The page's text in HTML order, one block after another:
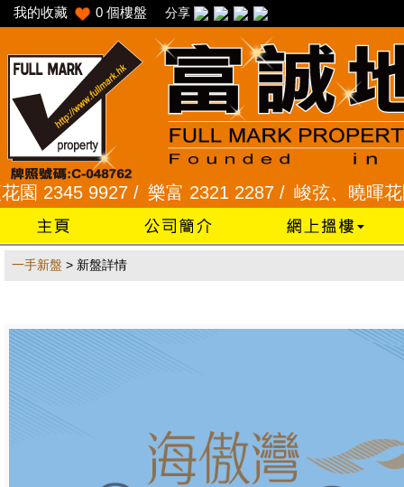
我的收藏 0 個樓盤 分享
2345 9927 /樂富 2321 2287 /峻弦、曉暉花園
一手新盤 > 新盤詳情